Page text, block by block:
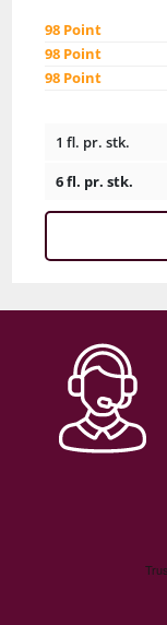
98 Point
98 Point
98 Point
1 fl. pr. stk.
6 fl. pr. stk.